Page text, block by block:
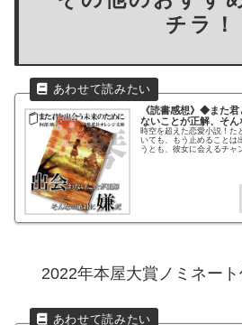
チラ！
《読書感想》◆また君
ないことが正解、そ
時空を超えた恋愛小説！た
いても、もう止めることは
うとも、彼女に会えるチャ
2022年本屋大賞ノミネート